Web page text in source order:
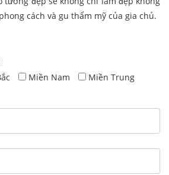
cách và gu thẩm mỹ của gia chủ.
Miền Nam Miền Trung